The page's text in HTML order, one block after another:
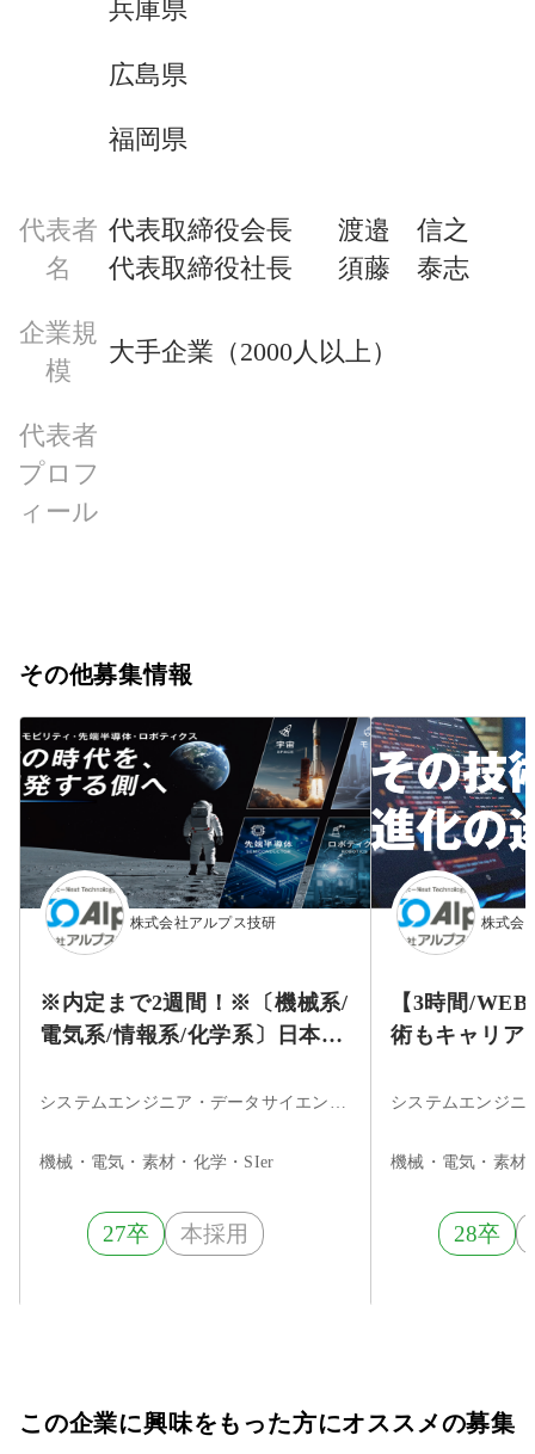
兵庫県
広島県
福岡県
代表者
名
代表取締役会長	渡邉　信之
代表取締役社長	須藤　泰志
企業規
模
大手企業（2000人以上）
代表者
プロフ
ィール
その他募集情報
株式会社アルプス技研
※内定まで2週間！※〔機械系/
電気系/情報系/化学系〕日本が
ニア/希望勤務地考慮
システムエンジニア・データサイエンティスト・組込・制御エンジニア・機械・電気系エンジニア
機械・電気・素材・化学・SIer
27卒 本採用
株式会
【3時間/
術もキャリア
する設計開発
機械・電気・素材
28卒
この企業に興味をもった方にオススメの募集